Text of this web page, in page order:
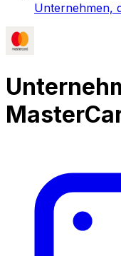
Unternehmen,